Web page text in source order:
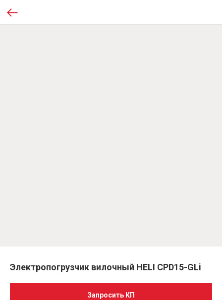
Электропогрузчик вилочный HELI CPD15-GLi
Запросить КП